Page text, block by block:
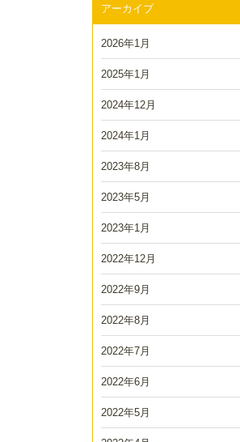
アーカイブ
2026年1月
2025年1月
2024年12月
2024年1月
2023年8月
2023年5月
2023年1月
2022年12月
2022年9月
2022年8月
2022年7月
2022年6月
2022年5月